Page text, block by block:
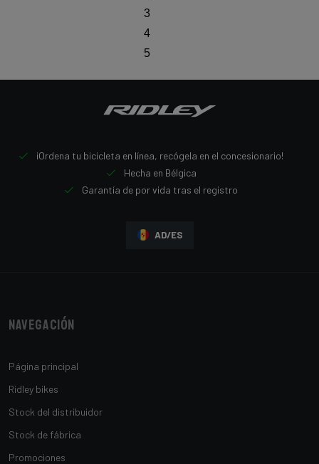
3
4
5
¡Ordena tu bicicleta en línea, recógela en el concesionario!
Hecha en Bélgica
Garantía de por vida tras el registro
AD/ES
Navegación
Página principal
Ridley bikes
Stock del distribuidor
Stock de fábrica
Promociones